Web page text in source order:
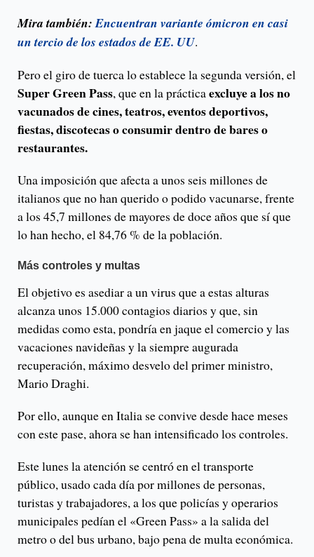
Mira también:Encuentran variante ómicron en casi
un tercio de los estados de EE. UU.
Pero el giro de tuerca lo establece la segunda versión, el
Super Green Pass, que en la prácticaexcluye a los no
vacunados de cines, teatros, eventos deportivos,
fiestas, discotecas o consumir dentro de bares o
restaurantes.
Una imposición que afecta a unos seis millones de
italianos que no han querido o podido vacunarse, frente
a los 45,7 millones de mayores de doce años que sí que
lo han hecho, el 84,76 % de la población.
Más controles y multas
El objetivo es asediar a un virus que a estas alturas
alcanza unos 15.000 contagios diarios y que, sin
medidas como esta, pondría en jaque el comercio y las
vacaciones navideñas y la siempre augurada
recuperación, máximo desvelo del primer ministro,
Mario Draghi.
Por ello, aunque en Italia se convive desde hace meses
con este pase, ahora se han intensificado los controles.
Este lunes la atención se centró en el transporte
público, usado cada día por millones de personas,
turistas y trabajadores, a los que policías y operarios
municipales pedían el «Green Pass» a la salida del
metro o del bus urbano, bajo pena de multa económica.